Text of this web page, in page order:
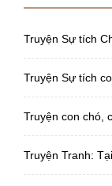
Truyện Sự tích
Truyện Sự tích
Truyện con chó,
Truyện Tranh: